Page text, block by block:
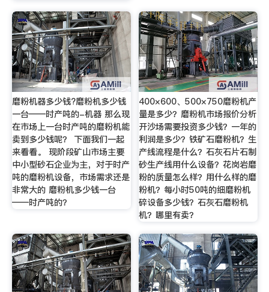
磨粉机器多少钱?磨粉机多少钱
一台——时产吨的-机器 那么现
在市场上一台时产吨的磨粉机能
卖到多少钱呢？ 下面我们一起
来看看。 现阶段矿山市场主要
中小型砂石企业为主，对于时产
吨的磨粉机设备，市场需求还是
非常大的 磨粉机多少钱一台
——时产吨的？
400×600、500×750磨粉机产
量是多少？磨粉机市场报价分析
开沙场需要投资多少钱？一年的
利润是多少？铁矿石磨粉机？生
产线流程是什么？石灰石片石制
砂生产线用什么设备？花岗岩磨
粉的质量怎么样？用什么样的磨
粉机？每小时50吨的细磨粉机
碎设备多少钱？石灰石磨粉机
机？哪里有卖？